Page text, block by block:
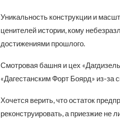
Уникальность конструкции и
ценителей истории, кому
достижениями прошлого.
Смотровая башня и цех
«Дагестанским Форт Боярд» из-за
Хочется верить, что остаток
реконструировать, а приезжие не